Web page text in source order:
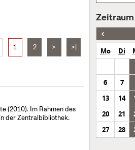
1 2 > >|
(2010). Im Rahmen des
der Zentralbibliothek.
Mo Di
6
7
13
14
20
21
27
28